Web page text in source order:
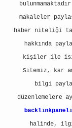
makaleler
haber niteliği
hakkında
kişiler ile
Sitemiz, kar
bilgi
düzenlemelere
halinde,